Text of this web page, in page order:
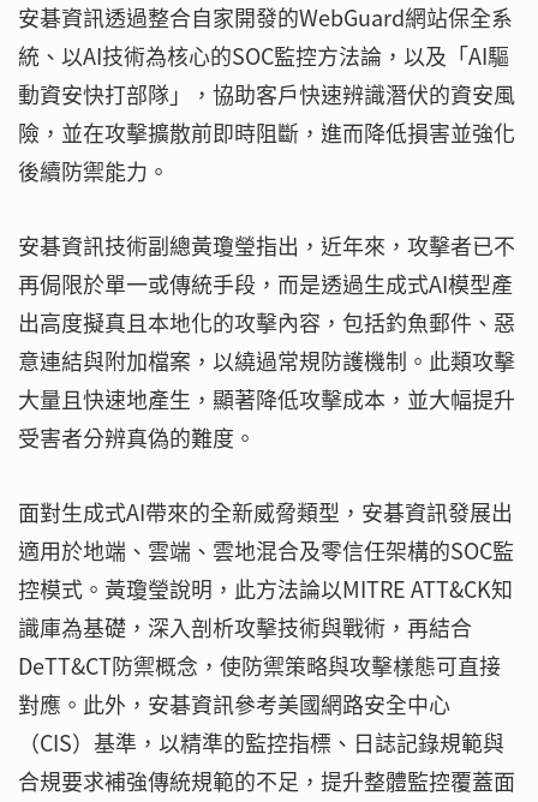
安碁資訊透過整合自家開發的WebGuard網站保全系
統、以AI技術為核心的SOC監控方法論，以及「AI驅
動資安快打部隊」，協助客戶快速辨識潛伏的資安風
險，並在攻擊擴散前即時阻斷，進而降低損害並強化
後續防禦能力。
安碁資訊技術副總黃瓊瑩指出，近年來，攻擊者已不
再侷限於單一或傳統手段，而是透過生成式AI模型產
出高度擬真且本地化的攻擊內容，包括釣魚郵件、惡
意連結與附加檔案，以繞過常規防護機制。此類攻擊
大量且快速地產生，顯著降低攻擊成本，並大幅提升
受害者分辨真偽的難度。
面對生成式AI帶來的全新威脅類型，安碁資訊發展出
適用於地端、雲端、雲地混合及零信任架構的SOC監
控模式。黃瓊瑩說明，此方法論以MITRE ATT&CK知
識庫為基礎，深入剖析攻擊技術與戰術，再結合
DeTT&CT防禦概念，使防禦策略與攻擊樣態可直接
對應。此外，安碁資訊參考美國網路安全中心
（CIS）基準，以精準的監控指標、日誌記錄規範與
合規要求補強傳統規範的不足，提升整體監控覆蓋面